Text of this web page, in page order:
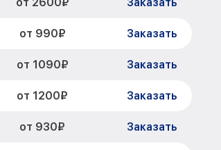
от 990₽ Заказать
от 1090₽ Заказать
от 1200₽ Заказать
от 930₽ Заказать